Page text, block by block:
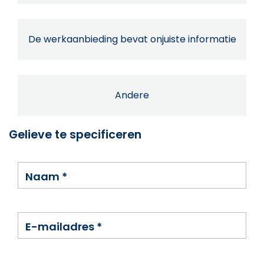
De werkaanbieding bevat onjuiste informatie
Andere
Gelieve te specificeren
Naam *
E-mailadres *